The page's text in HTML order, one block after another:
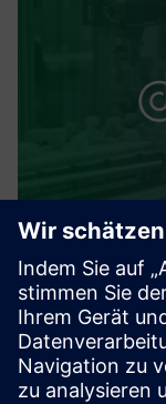
Smart
Execution
Cloud-Zugriff.
Ineffizienzen und